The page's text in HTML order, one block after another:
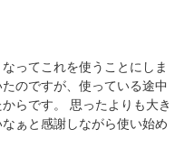
ってこれを使うことにしま
のですが、使っている途中
らです。 思ったよりも大き
ぁと感謝しながら使い始め